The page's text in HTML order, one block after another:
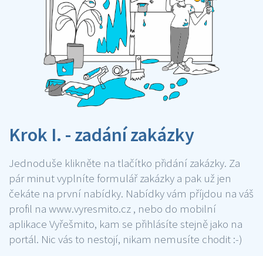
Krok I. - zadání zakázky
Jednoduše klikněte na tlačítko přidání zakázky. Za
pár minut vyplníte formulář zakázky a pak už jen
čekáte na první nabídky. Nabídky vám příjdou na váš
profil na www.vyresmito.cz , nebo do mobilní
aplikace Vyřešmito, kam se přihlásíte stejně jako na
portál. Nic vás to nestojí, nikam nemusíte chodit :-)